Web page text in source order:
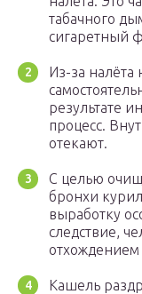
табачного
сигаретный
Из-за налёта
результате
процесс.
отекают.
С целью
бронхи
выработку
следствие,
Кашель